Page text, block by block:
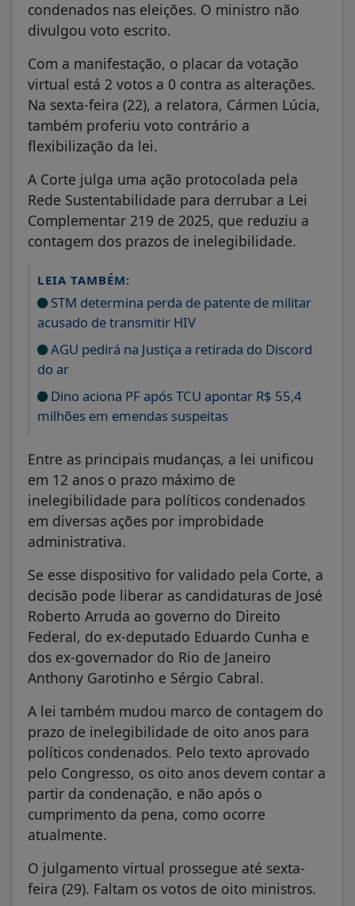
condenados nas eleições. O ministro não
divulgou voto escrito.
Com a manifestação, o placar da votação
virtual está 2 votos a 0 contra as alterações.
Na sexta-feira (22), a relatora, Cármen Lúcia,
também proferiu voto contrário a
flexibilização da lei.
A Corte julga uma ação protocolada pela
Rede Sustentabilidade para derrubar a Lei
Complementar 219 de 2025, que reduziu a
contagem dos prazos de inelegibilidade.
LEIA TAMBÉM:
STM determina perda de patente de militar
acusado de transmitir HIV
AGU pedirá na Justiça a retirada do Discord
do ar
Dino aciona PF após TCU apontar R$ 55,4
milhões em emendas suspeitas
Entre as principais mudanças, a lei unificou
em 12 anos o prazo máximo de
inelegibilidade para políticos condenados
em diversas ações por improbidade
administrativa.
Se esse dispositivo for validado pela Corte, a
decisão pode liberar as candidaturas de José
Roberto Arruda ao governo do Direito
Federal, do ex-deputado Eduardo Cunha e
dos ex-governador do Rio de Janeiro
Anthony Garotinho e Sérgio Cabral.
A lei também mudou marco de contagem do
prazo de inelegibilidade de oito anos para
políticos condenados. Pelo texto aprovado
pelo Congresso, os oito anos devem contar a
partir da condenação, e não após o
cumprimento da pena, como ocorre
atualmente.
O julgamento virtual prossegue até sexta-
feira (29). Faltam os votos de oito ministros.